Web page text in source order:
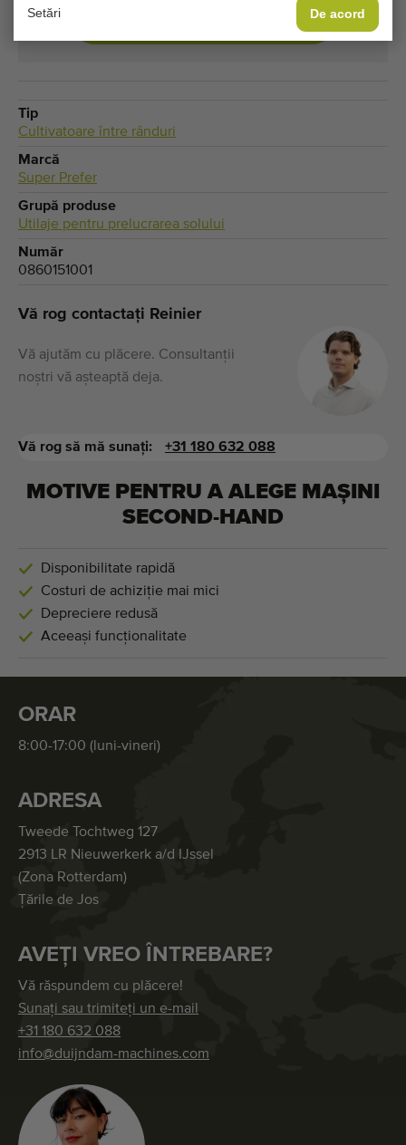
Setări De acord
MODIFICĂ SETĂRILE COOKIE-URILOR
Tip
Cultivatoare între rânduri
Marcă
Super Prefer
Grupă produse
Utilaje pentru prelucrarea solului
Număr
0860151001
Vă rog contactați Reinier
Vă ajutăm cu plăcere. Consultanții
noștri vă așteaptă deja.
Vă rog să mă sunați: +31 180 632 088
MOTIVE PENTRU A ALEGE MAȘINI
SECOND-HAND
Disponibilitate rapidă
Costuri de achiziție mai mici
Depreciere redusă
Aceeași funcționalitate
ORAR
8:00-17:00 (luni-vineri)
ADRESA
Tweede Tochtweg 127
2913 LR Nieuwerkerk a/d IJssel
(Zona Rotterdam)
Țările de Jos
AVEȚI VREO ÎNTREBARE?
Vă răspundem cu plăcere!
Sunați sau trimiteți un e-mail
+31 180 632 088
info@duijndam-machines.com